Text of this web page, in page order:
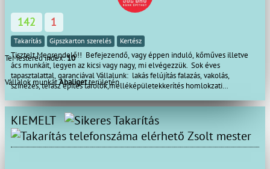
142 1
Takarítás Gipszkarton szerelés Kertész
Tisztelt Megrendelő!! Befejezendő, vagy éppen induló, kőműves illetve
ács munkáit, legyen az kicsi vagy nagy, mi elvégezzük. Sok éves
tapasztalattal, garanciával Vállalunk: lakás felújítás falazás, vakolás,
színezés, terasz épités tárolók,melléképületekkerítés homlokzati
burkolás, bontás festés térbetonozás gipszkartonozás ácsmunkák Tetőjavítás
akár S.O.Sajtók-ablakok cseréje mindenfele munkák az
épitőiparban Megbízhatóság, precizitás, ha gyorsan minőségi munkára van
szüksége hívjon bátran !!!
TeMestered index:10
Vállalok munkátAbaligetterületén
KIEMELT
Zsolt mester